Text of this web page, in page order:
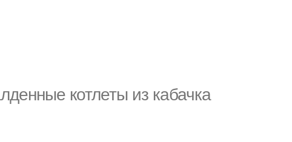
котлеты из кабачка